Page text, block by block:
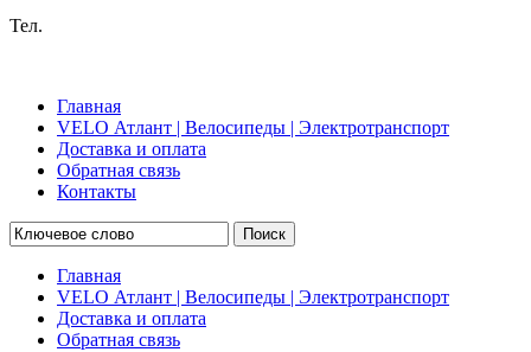
Тел.
Главная
VELO Атлант | Велосипеды | Электротранспорт
Доставка и оплата
Обратная связь
Контакты
Поиск
Главная
VELO Атлант | Велосипеды | Электротранспорт
Доставка и оплата
Обратная связь